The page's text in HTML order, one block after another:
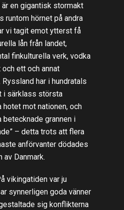
en gigantisk stormakt
runtom hörnet på andra
vi tagit emot ytterst få
lån från landet,
finkulturella verk, vodka
ett och annat
Ryssland har i hundratals
i särklass största
mot nationen, och
betecknade grannen i
– detta trots att flera
anförvanter dödades
av Danmark.
vikingatiden var ju
synnerligen goda vänner
sig konflikterna